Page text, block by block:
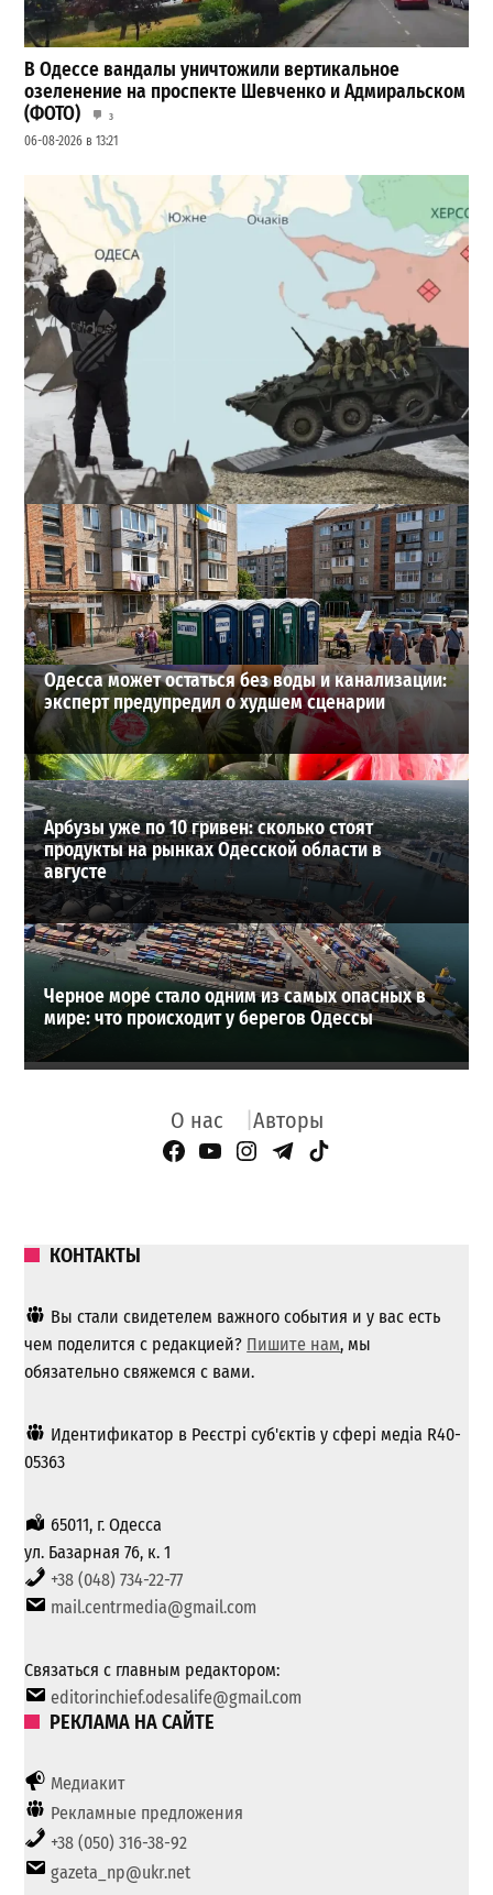
В Одессе вандалы уничтожили вертикальное
озеленение на проспекте Шевченко и Адмиральском
(ФОТО)
3
06-08-2026 в 13:21
Полковник ВСУ рассказал, выдержит ли Одесса
новое наступление
2
27-07-2026 в 11:19
ВИБОР РЕДАКЦИИ
Одесса может остаться без воды и канализации:
эксперт предупредил о худшем сценарии
Арбузы уже по 10 гривен: сколько стоят
продукты на рынках Одесской области в
августе
Черное море стало одним из самых опасных в
мире: что происходит у берегов Одессы
О нас Авторы
Facebook Page
YouTube
Instagram
Telegram
TikTok
КОНТАКТЫ
Вы стали свидетелем важного события и у вас есть
чем поделится с редакцией? Пишите нам, мы
обязательно свяжемся с вами.
Идентификатор в Реєстрі суб'єктів у сфері медіа R40-
05363
65011, г. Одесса
ул. Базарная 76, к. 1
+38 (048) 734-22-77
mail.centrmedia@gmail.com
Связаться с главным редактором:
editorinchief.odesalife@gmail.com
РЕКЛАМА НА САЙТЕ
Медиакит
Рекламные предложения
+38 (050) 316-38-92
gazeta_np@ukr.net